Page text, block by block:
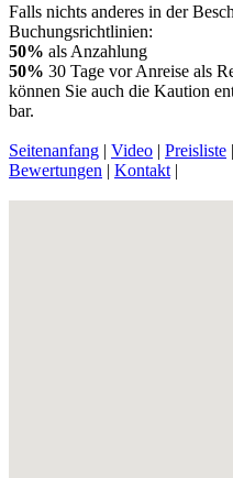
Falls nichts anderes in der
Buchungsrichtlinien:
50% als Anzahlung
50% 30 Tage vor Anreise als
können Sie auch die Kaution
bar.
Seitenanfang | Video | Preisliste |
Bewertungen | Kontakt |